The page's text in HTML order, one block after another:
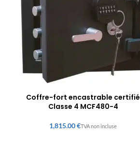
Coffre-fort encastrable certifié
Classe 4 MCF480-4
€